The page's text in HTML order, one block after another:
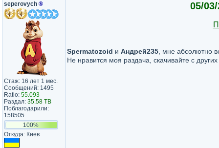
seperovych ®
Стаж: 16 лет 1 мес.
Сообщений: 1495
Ratio: 55.093
Раздал: 35.58 TB
Поблагодарили:
158505
100%
Откуда: Киев
05/
Spermatozoid и Андрей235 , мне абсолютно
Не нравится моя раздача, скачивайте с